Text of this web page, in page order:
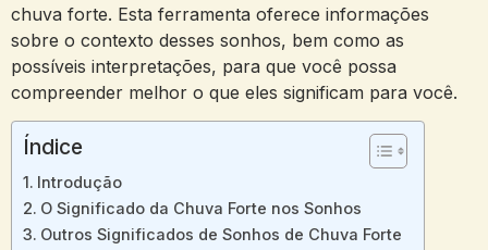
chuva forte. Esta ferramenta oferece informações
sobre o contexto desses sonhos, bem como as
possíveis interpretações, para que você possa
compreender melhor o que eles significam para você.
Índice
Introdução
O Significado da Chuva Forte nos Sonhos
Outros Significados de Sonhos de Chuva Forte